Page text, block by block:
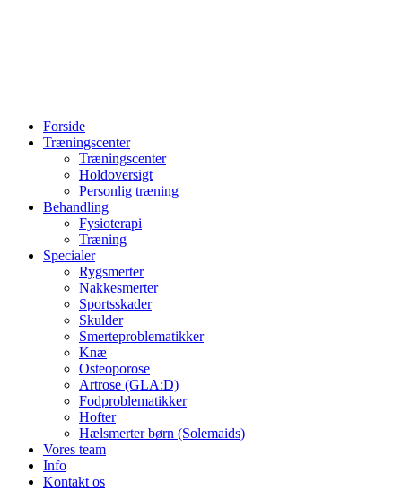
Forside
Træningscenter
Træningscenter
Holdoversigt
Personlig træning
Behandling
Fysioterapi
Træning
Specialer
Rygsmerter
Nakkesmerter
Sportsskader
Skulder
Smerteproblematikker
Knæ
Osteoporose
Artrose (GLA:D)
Fodproblematikker
Hofter
Hælsmerter børn (Solemaids)
Vores team
Info
Kontakt os